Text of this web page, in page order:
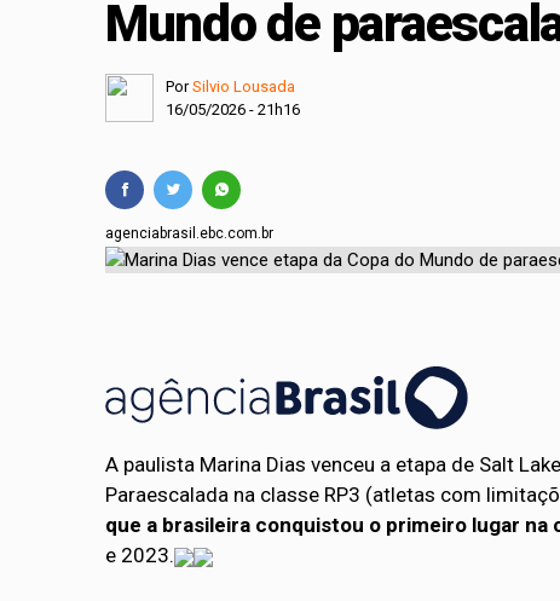
Projeto cria política
Comissão Mista de
Mundo de
PorSilvio Lousada
16/05/2026 - 21h16
agenciabrasil.ebc.com.br
A paulista Marina Dias venceu a etapa de Salt
Paraescalada na classe RP3 (atletas com
que a brasileira conquistou o primeiro lugar
e 2023.